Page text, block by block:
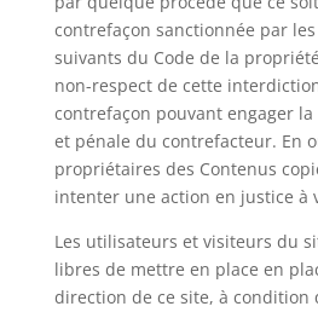
contrefaçon sanctionnée par
suivants du Code de la
non-respect de cette
contrefaçon pouvant engager
et pénale du contrefacteur. En
propriétaires des Contenus
intenter une action en justice à
Les utilisateurs et visiteurs du
libres de mettre en place en
direction de ce site, à condition